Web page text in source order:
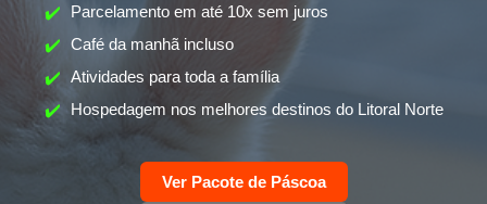
Vamos começar sua cotação?
Parcelamento em até 10x sem juros
Café da manhã incluso
Atividades para toda a família
Hospedagem nos melhores destinos do Litoral Norte
Ver Pacote de Páscoa